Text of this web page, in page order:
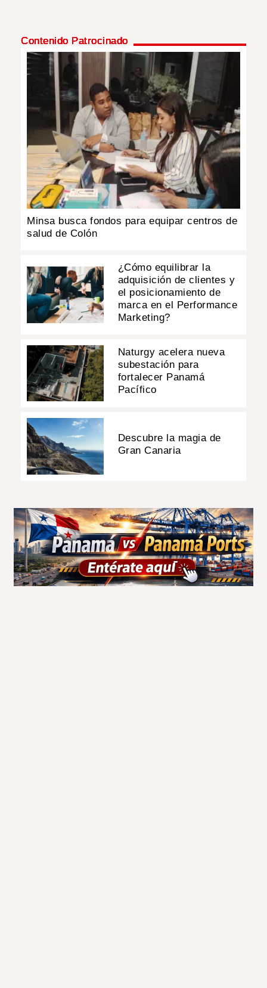
Contenido Patrocinado
Minsa busca fondos para equipar centros de
salud de Colón
¿Cómo equilibrar la
adquisición de clientes y
el posicionamiento de
marca en el Performance
Marketing?
Naturgy acelera nueva
subestación para
fortalecer Panamá
Pacífico
Descubre la magia de
Gran Canaria